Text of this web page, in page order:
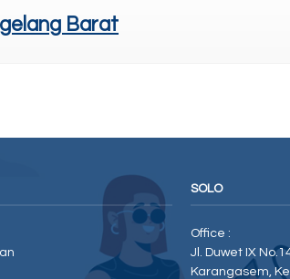
Barat
SOLO
Office :
Jl. Duwet IX
Karangasem,